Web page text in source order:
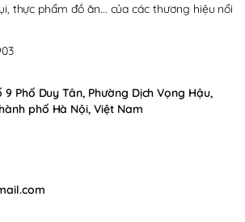
chọn Măng Cụt
ràng, an toàn thực phẩm
đẹp, chất lượng đồng đều
giao hàng nhanh
Cụt tươi ngon ngay hôm nay
vẹn vị ngọt mát tự nhiên cùng
thực phẩm đồ ăn... của các thương hiệu nổi
Phố Duy Tân, Phường Dịch Vọng Hậu,
phố Hà Nội, Việt Nam